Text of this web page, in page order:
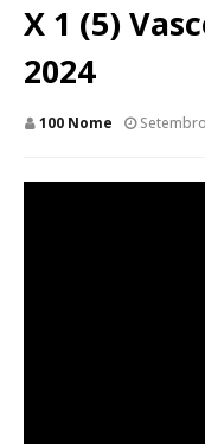
X 1 (5)
2024
100 Nome